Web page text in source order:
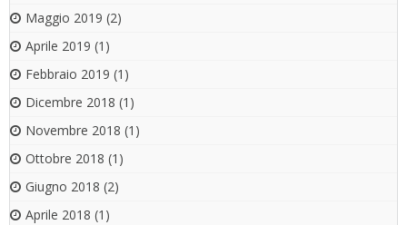
Maggio 2019 (2)
Aprile 2019 (1)
Febbraio 2019 (1)
Dicembre 2018 (1)
Novembre 2018 (1)
Ottobre 2018 (1)
Giugno 2018 (2)
Aprile 2018 (1)